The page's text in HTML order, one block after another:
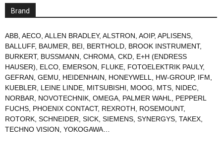
Brand
ABB AECO ALLEN BRADLEY, ALSTRON AOIP, APLISENS
BALLUFF, BAUMER BEI BERTHOLD BROOK INSTRUMENT,
BURKERT, BUSSMANN CHROMA CKD E+H (ENDRESS
HAUSER)
ELCO EMERSON FLUKE FOTOELEKTRIK PAULY,
GEFRAN GEMU HEIDENHAIN HONEYWELL HW-GROUP, IFM
KUEBLER
LEINE LINDE MITSUBISHI MOOG MTS NIDEC
NORBAR
NOVOTECHNIK OMEGA PALMER WAHL
PEPPERL
FUCHS PHOENIX CONTACT, REXROTH ROSEMOUNT,
ROTORK SCHNEIDER SICK SIEMENS SYNERGYS TAKEX
TECHNO VISION YOKOGAWA